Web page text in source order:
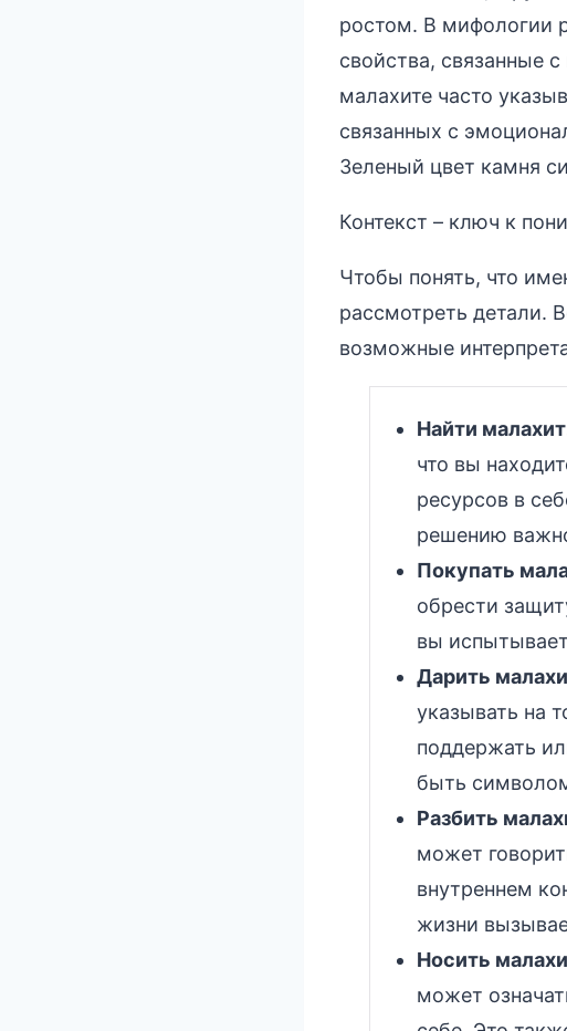
ростом. В мифологии
свойства, связанные
малахите часто
связанных с
Зеленый цвет камня
Контекст – ключ к
Чтобы понять, что
рассмотреть детали.
возможные
Найти
что вы
ресурсов в
решению
Покупать
обрести
вы
Дарить
указывать на
поддержать
быть
Разбить
может
внутреннем
жизни
Носить
может